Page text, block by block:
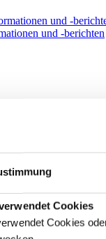
Cookies
Cookies
und -
und -berichten